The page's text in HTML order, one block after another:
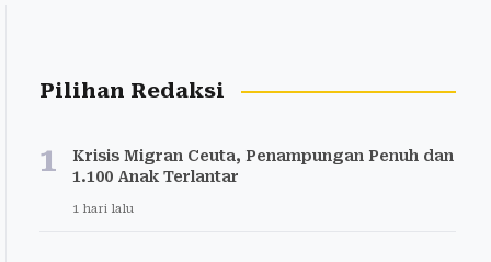
Pilihan Redaksi
1
Krisis Migran Ceuta, Penampungan Penuh dan
1.100 Anak Terlantar
1 hari lalu